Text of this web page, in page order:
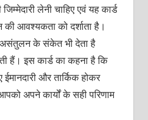
लेनी चाहिए एवं यह कार्ड
आवश्‍यकता को दर्शाता है।
असंतुलन के संकेत भी देता है
हैं। इस कार्ड का कहना है कि
और तार्किक होकर
अपने कार्यों के सही परिणाम